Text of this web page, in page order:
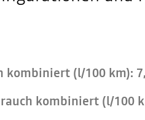
kombiniert (l/100 km):
kombiniert (l/100